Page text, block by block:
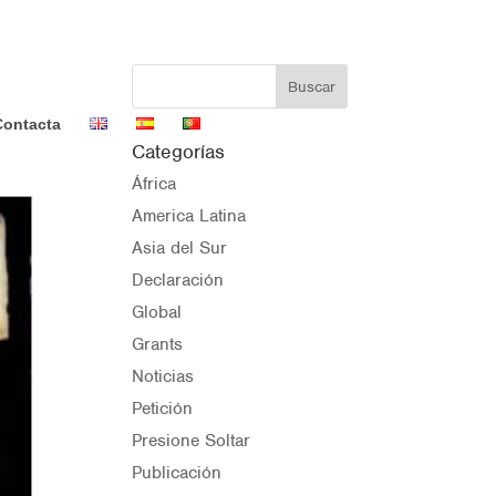
Categorías
África
America Latina
Asia del Sur
Declaración
Global
Grants
Noticias
Petición
Presione Soltar
Publicación